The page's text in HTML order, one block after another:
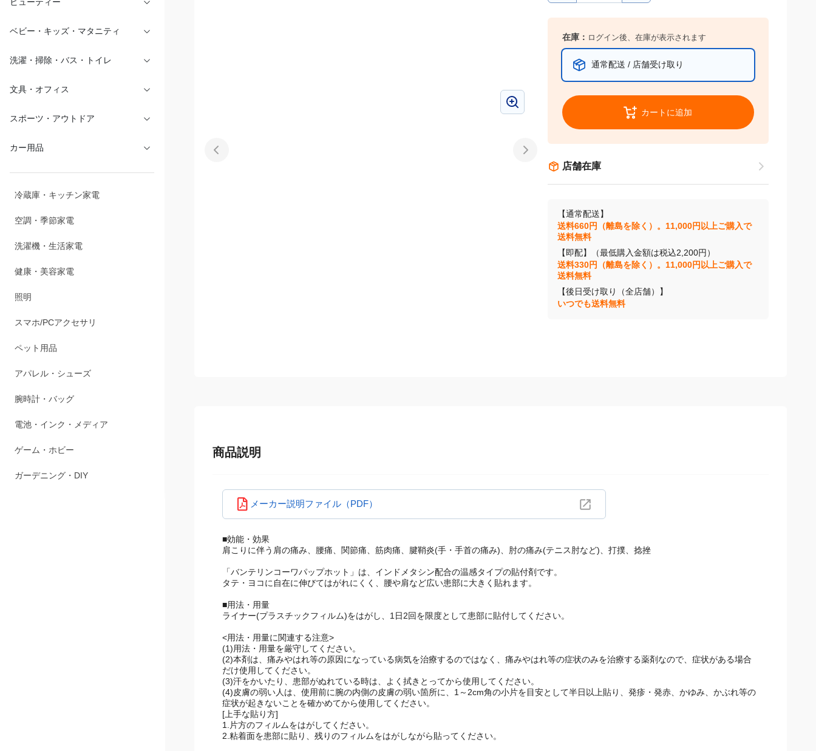
ビューティー
スマホ/PCアクセサリ
ペット用品
アパレル・シューズ
腕時計・バッグ
電池・インク・メディア
ゲーム・ホビー
在庫：
通常配送 / 店舗受け取り
店舗在庫
【通常配送】
送料660円（離島を除く）。11,000円以上ご購入で
送料無料
【即配】（最低購入金額は税込2,200円）
送料330円（離島を除く）。11,000円以上ご購入で
送料無料
【後日受け取り（全店舗）】
いつでも送料無料
商品説明
メーカー説明ファイル（PDF）
■効能・効果
肩こりに伴う肩の痛み、腰痛、関節痛、筋肉痛、腱鞘炎(手・手首の痛み)、肘の痛み(テニス肘など)、打撲、捻挫
「バンテリンコーワパップホット」は、インドメタシン配合の温感タイプの貼付剤です。
タテ・ヨコに自在に伸びてはがれにくく、腰や肩など広い患部に大きく貼れます。
■用法・用量
ライナー(プラスチックフィルム)をはがし、1日2回を限度として患部に貼付してください。
<用法・用量に関連する注意>
(1)用法・用量を厳守してください。
(2)本剤は、痛みやはれ等の原因になっている病気を治療するのではなく、痛みやはれ等の症状のみを治療する薬剤なので、症状がある場合だ
け使用してください。
(3)汗をかいたり、患部がぬれている時は、よく拭きとってから使用してください。
(4)皮膚の弱い人は、使用前に腕の内側の皮膚の弱い箇所に、1～2cm角の小片を目安として半日以上貼り、発疹・発赤、かゆみ、かぶれ等の
症状が起きないことを確かめてから使用してください。
[上手な貼り方]
1.片方のフィルムをはがしてください。
2.粘着面を患部に貼り、残りのフィルムをはがしながら貼ってください。